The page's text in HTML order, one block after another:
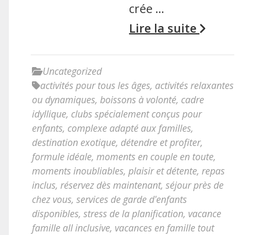
crée …
Lire la suite
Uncategorized
activités pour tous les âges, activités relaxantes
ou dynamiques, boissons à volonté, cadre
idyllique, clubs spécialement conçus pour
enfants, complexe adapté aux familles,
destination exotique, détendre et profiter,
formule idéale, moments en couple en toute,
moments inoubliables, plaisir et détente, repas
inclus, réservez dès maintenant, séjour près de
chez vous, services de garde d'enfants
disponibles, stress de la planification, vacance
famille all inclusive, vacances en famille tout